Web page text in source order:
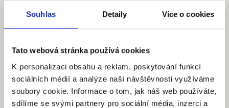
Souhlas Detaily Více o cookies
Tato webová stránka používá cookies
K personalizaci obsahu a reklam, poskytování funkcí
sociálních médií a analýze naší návštěvnosti využíváme
soubory cookie. Informace o tom, jak náš web používáte,
sdílíme se svými partnery pro sociální média, inzerci a
Pracovní dny: 9.00 – 18.00 hod
info@quantumreality.cz